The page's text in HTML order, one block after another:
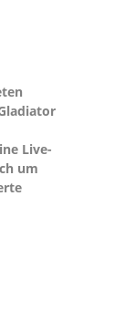
Live-
um